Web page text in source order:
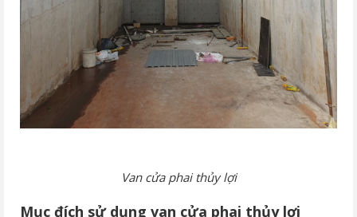
Van cửa phai thủy lợi
Mục đích sử dụng van cửa phai thủy lợi